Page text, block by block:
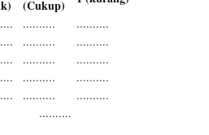
(Cukup)
..........
..........
..........
..........
..........
..........
..........
..........
..........
..........
..........